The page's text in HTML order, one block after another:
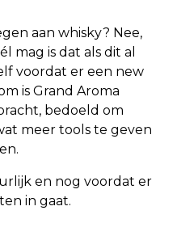
aan whisky? Nee,
mag is dat als dit al
voordat er een new
is Grand Aroma
bedoeld om
meer tools te geven
en nog voordat er
in gaat.